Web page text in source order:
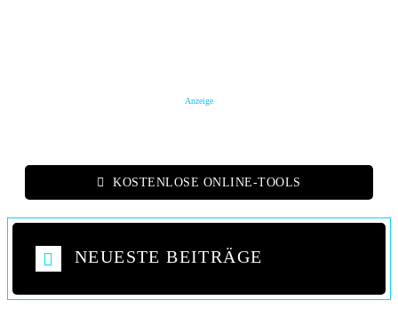
Anzeige
KOSTENLOSE ONLINE-TOOLS
NEUESTE BEITRÄGE